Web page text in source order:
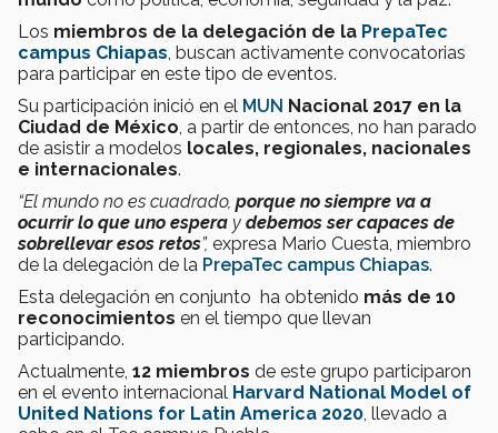
Los miembros de la delegación de la PrepaTec
campus Chiapas , buscan activamente convocatorias
para participar en este tipo de eventos.
Su participación inició en el MUN Nacional 2017 en la
Ciudad de México , a partir de entonces, no han parado
de asistir a modelos locales, regionales, nacionales
e internacionales.
“El mundo no es cuadrado, porque no siempre va a
ocurrir lo que uno espera y debemos ser capaces de
sobrellevar esos retos”, expresa Mario Cuesta, miembro
de la delegación de la PrepaTec campus Chiapas.
Esta delegación en conjunto ha obtenido más de 10
reconocimientos en el tiempo que llevan
participando.
Actualmente, 12 miembros de este grupo participaron
en el evento internacional Harvard National Model of
United Nations for Latin America 2020 , llevado a